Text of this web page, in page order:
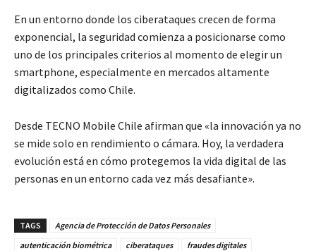
En un entorno donde los ciberataques crecen de forma
exponencial, la seguridad comienza a posicionarse como
uno de los principales criterios al momento de elegir un
smartphone, especialmente en mercados altamente
digitalizados como Chile.
Desde TECNO Mobile Chile afirman que «la innovación ya no
se mide solo en rendimiento o cámara. Hoy, la verdadera
evolución está en cómo protegemos la vida digital de las
personas en un entorno cada vez más desafiante».
TAGS
Agencia de Protección de Datos Personales
autenticación biométrica
ciberataques
fraudes digitales